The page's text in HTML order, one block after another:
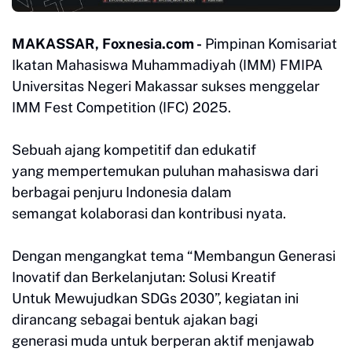
MAKASSAR, Foxnesia.com - Pimpinan Komisariat
Ikatan Mahasiswa Muhammadiyah (IMM) FMIPA
Universitas Negeri Makassar sukses menggelar
IMM Fest Competition (IFC) 2025.
Sebuah ajang kompetitif dan edukatif
yang mempertemukan puluhan mahasiswa dari
berbagai penjuru Indonesia dalam
semangat kolaborasi dan kontribusi nyata.
Dengan mengangkat tema “Membangun Generasi
Inovatif dan Berkelanjutan: Solusi Kreatif
Untuk Mewujudkan SDGs 2030”, kegiatan ini
dirancang sebagai bentuk ajakan bagi
generasi muda untuk berperan aktif menjawab